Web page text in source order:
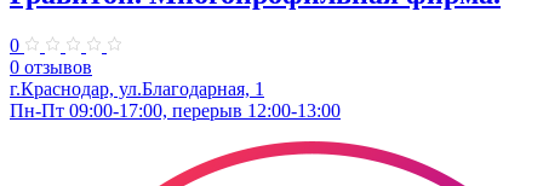
0
0 отзывов
г.Краснодар, ул.Благодарная, 1
Пн-Пт 09:00-17:00, перерыв 12:00-13:00